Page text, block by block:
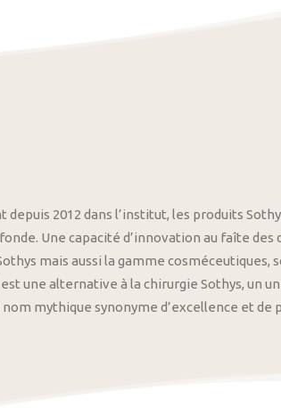
2012 dans l’institut, les produits
Une capacité d’innovation au faîte
mais aussi la gamme
une alternative à la chirurgie Sothys, un
mythique synonyme d’excellence et de